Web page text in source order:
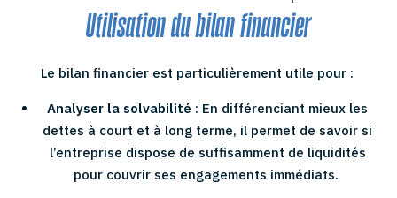
Utilisation du bilan financier
Le bilan financier est particulièrement utile pour :
Analyser la solvabilité : En différenciant mieux les
dettes à court et à long terme, il permet de savoir si
l’entreprise dispose de suffisamment de liquidités
pour couvrir ses engagements immédiats.